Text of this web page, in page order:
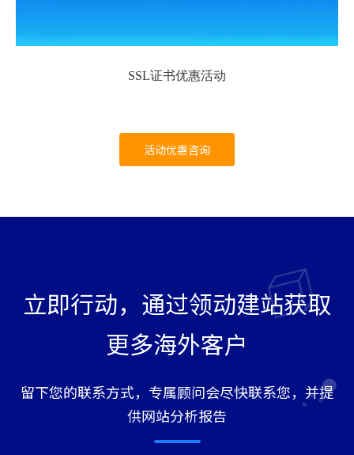
SSL证书优惠活动
活动优惠咨询
立即行动，通过领动建站获取
更多海外客户
留下您的联系方式，专属顾问会尽快联系您，并提
供网站分析报告